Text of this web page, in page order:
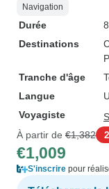
Navigation
Durée
Destinations
Tranche d'âge
Langue
Voyagiste
À partir de €1,382
€1,009
S'inscrire pour